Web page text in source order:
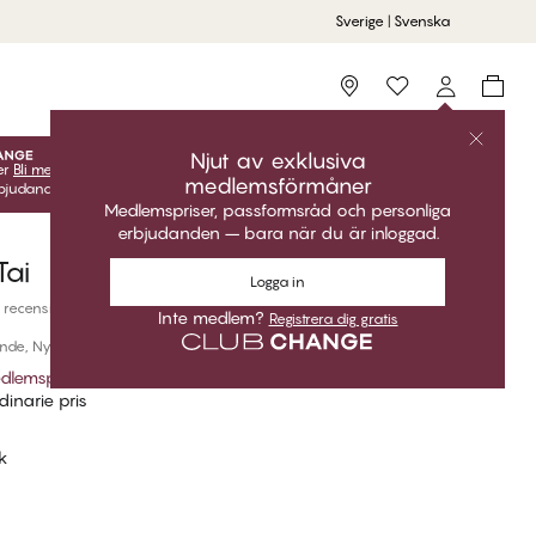
Sverige | Svenska
Storefinder
Njut av exklusiva
medlemsförmåner
Medlemspriser, passformsråd och personliga
erbjudanden – bara när du är inloggad.
Logga in
Inte medlem? Registrera dig gratis
Bli medlem
gratis för att låsa upp dina exklusiva
Klubbpriser är endast giltiga när du är inloggad.
recensioner
Nylon
pris